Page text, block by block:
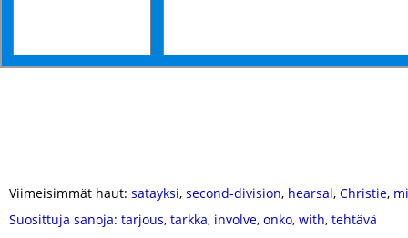
Viimeisimmät haut: satayksi, second-division, hearsal, Christie,
Suosittuja sanoja: tarjous, tarkka, involve, onko, with, tehtävä